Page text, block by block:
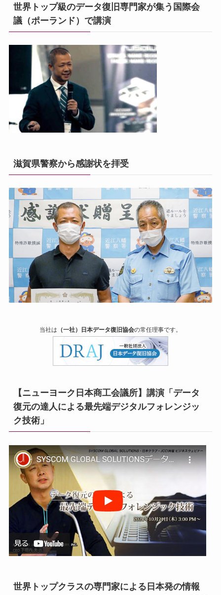
世界トップ級のデータ復旧専門家が集う国際会
議（ポーランド）で講演
滋賀県警察から感謝状を拝受
当社は （一社）日本データ復旧協会の常任理事です。
【ニューヨーク日本商工会議所】講演「データ
復元の達人による最先端デジタルフォレンジッ
ク技術」
世界トップクラスの専門家による日本発の情報